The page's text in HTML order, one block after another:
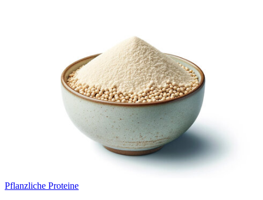
Pflanzliche Proteine